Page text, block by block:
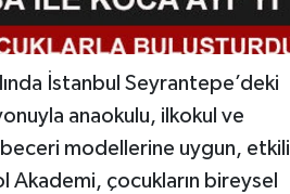
İstanbul Seyrantepe’deki
anaokulu, ilkokul ve
modellerine uygun, etkili
Akademi, çocukların bireysel